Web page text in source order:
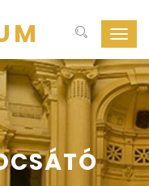
ki-
be